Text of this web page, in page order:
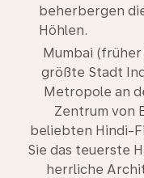
beherbergen
Höhlen.
Mumbai
größte Stadt
Metropole an
Zentrum von
beliebten Hindi-
Sie das teuerste
herrliche